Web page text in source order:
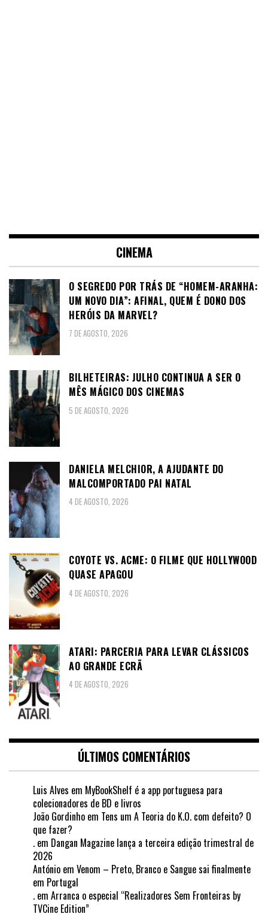
CINEMA
O SEGREDO POR TRÁS DE “HOMEM-ARANHA:
UM NOVO DIA”: AFINAL, QUEM É DONO DOS
HERÓIS DA MARVEL?
7 DE AGOSTO, 2026
BILHETEIRAS: JULHO CONTINUA A SER O
MÊS MÁGICO DOS CINEMAS
5 DE AGOSTO, 2026
DANIELA MELCHIOR, A AJUDANTE DO
MALCOMPORTADO PAI NATAL
4 DE AGOSTO, 2026
COYOTE VS. ACME: O FILME QUE HOLLYWOOD
QUASE APAGOU
4 DE AGOSTO, 2026
ATARI: PARCERIA PARA LEVAR CLÁSSICOS
AO GRANDE ECRÃ
4 DE AGOSTO, 2026
ÚLTIMOS COMENTÁRIOS
Luis Alves em MyBookShelf é a app portuguesa para
colecionadores de BD e livros
João Gordinho em Tens um A Teoria do K.O. com defeito? O
que fazer?
. em Dangan Magazine lança a terceira edição trimestral de
2026
António em Venom – Preto, Branco e Sangue sai finalmente
em Portugal
. em Arranca o especial “Realizadores Sem Fronteiras by
TVCine Edition”